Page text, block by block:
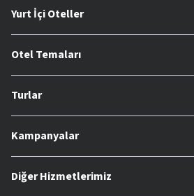
Yurt İçi Oteller
Otel Temaları
Turlar
Kampanyalar
Diğer Hizmetlerimiz